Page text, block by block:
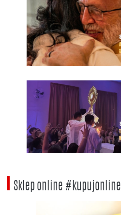
Sklep online #kupujonline